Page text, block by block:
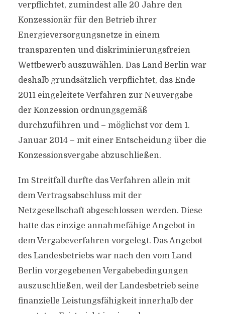
verpflichtet, zumindest alle 20 Jahre den
Konzessionär für den Betrieb ihrer
Energieversorgungsnetze in einem
transparenten und diskriminierungsfreien
Wettbewerb auszuwählen. Das Land Berlin war
deshalb grundsätzlich verpflichtet, das Ende
2011 eingeleitete Verfahren zur Neuvergabe
der Konzession ordnungsgemäß
durchzuführen und – möglichst vor dem 1.
Januar 2014 – mit einer Entscheidung über die
Konzessionsvergabe abzuschließen.
Im Streitfall durfte das Verfahren allein mit
dem Vertragsabschluss mit der
Netzgesellschaft abgeschlossen werden. Diese
hatte das einzige annahmefähige Angebot in
dem Vergabeverfahren vorgelegt. Das Angebot
des Landesbetriebs war nach den vom Land
Berlin vorgegebenen Vergabebedingungen
auszuschließen, weil der Landesbetrieb seine
finanzielle Leistungsfähigkeit innerhalb der